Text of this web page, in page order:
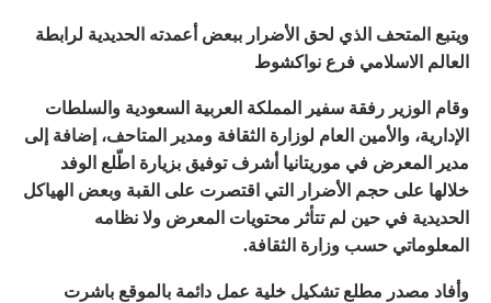
ويتبع المتحف الذي لحق الأضرار ببعض أعمدته الحديدية لرابطة
العالم الاسلامي فرع نواكشوط
وقام الوزير رفقة سفير المملكة العربية السعودية والسلطات
الإدارية، والأمين العام لوزارة الثقافة ومدير المتاحف، إضافة إلى
مدير المعرض في موريتانيا أشرف توفيق بزيارة اطّلع الوفد
خلالها على حجم الأضرار التي اقتصرت على القبة وبعض الهياكل
الحديدية في حين لم تتأثر محتويات المعرض ولا نظامه
المعلوماتي حسب وزارة الثقافة.
وأفاد مصدر مطلع تشكيل خلية عمل دائمة بالموقع باشرت